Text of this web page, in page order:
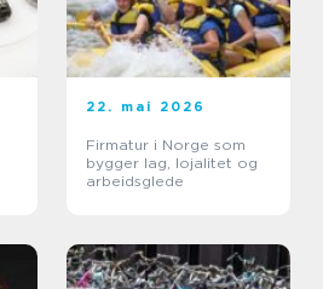
22. mai 2026
Firmatur i Norge som
bygger lag, lojalitet og
arbeidsglede